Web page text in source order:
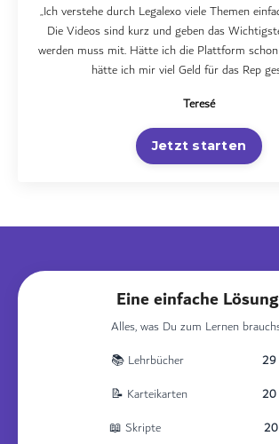
„Ich verstehe durch Legalexo viele Themen
Die Videos sind kurz und geben das
werden muss mit. Hätte ich die Plattform
hätte ich mir viel Geld für das Rep
Teresé
Jetzt starten
Eine einfache
Alles, was Du zum Lernen
📚 Lehrbücher
📝 Karteikarten
📖 Skripte